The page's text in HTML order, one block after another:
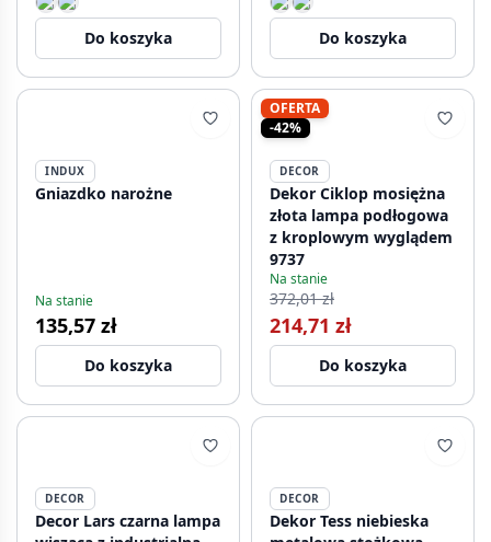
Do koszyka Do koszyka
INDUX
Gniazdko narożne
Na stanie
135,57 zł
Do koszyka
OFERTA
-42%
DECOR
Dekor Ciklop mosiężna
złota lampa podłogowa
z kroplowym wyglądem
9737
Na stanie
372,01 zł
214,71 zł
Do koszyka
DECOR
Decor Lars czarna lampa
DECOR
Dekor Tess niebieska